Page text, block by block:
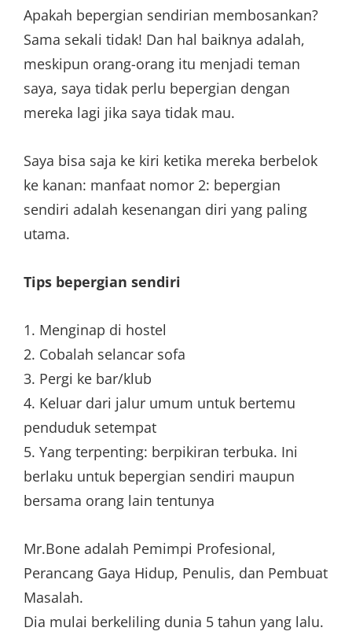
Apakah bepergian sendirian membosankan?
Sama sekali tidak! Dan hal baiknya adalah,
meskipun orang-orang itu menjadi teman
saya, saya tidak perlu bepergian dengan
mereka lagi jika saya tidak mau.
Saya bisa saja ke kiri ketika mereka berbelok
ke kanan: manfaat nomor 2: bepergian
sendiri adalah kesenangan diri yang paling
utama.
Tips bepergian sendiri
1. Menginap di hostel
2. Cobalah selancar sofa
3. Pergi ke bar/klub
4. Keluar dari jalur umum untuk bertemu
penduduk setempat
5. Yang terpenting: berpikiran terbuka. Ini
berlaku untuk bepergian sendiri maupun
bersama orang lain tentunya
Mr.Bone adalah Pemimpi Profesional,
Perancang Gaya Hidup, Penulis, dan Pembuat
Masalah.
Dia mulai berkeliling dunia 5 tahun yang lalu.